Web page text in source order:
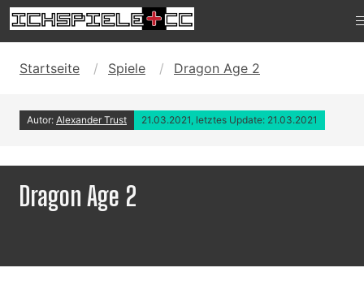
Startseite Spiele Dragon Age 2
Autor: Alexander Trust 21.03.2021, letztes Update: 21.03.2021
Dragon Age 2